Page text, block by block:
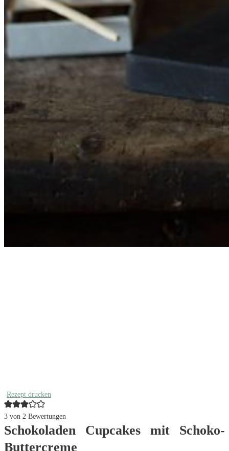
Rezept drucken
3 von 2 Bewertungen
Schokoladen Cupcakes mit Schoko-
Buttercreme